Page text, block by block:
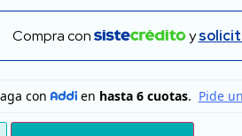
Compra con y